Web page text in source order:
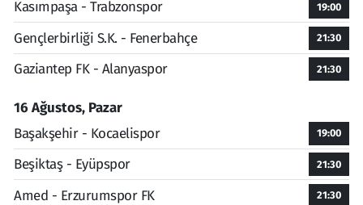
Kasımpaşa - Trabzonspor 19:00
Gençlerbirliği S.K. - Fenerbahçe 21:30
Gaziantep FK - Alanyaspor 21:30
16 Ağustos, Pazar
Başakşehir - Kocaelispor
19:00
Beşiktaş - Eyüpspor 21:30
Amed - Erzurumspor FK 21:30